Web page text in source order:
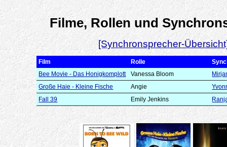
Filme, Rollen und
[Synchronsprecher-
Film Rolle
Bee Movie - Das Honigkomplott
Vanessa Bloom
Große Haie - Kleine Fische
Angie
Fall 39
Emily Jenkins